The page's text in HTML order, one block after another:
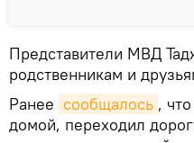
Представители МВД
родственникам и
Ранее сообщалось ,
домой, переходил